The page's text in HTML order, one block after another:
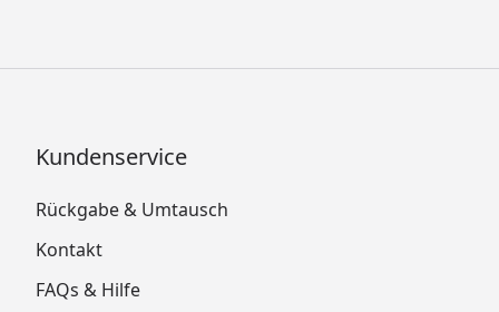
Kundenservice
Rückgabe & Umtausch
Kontakt
FAQs & Hilfe